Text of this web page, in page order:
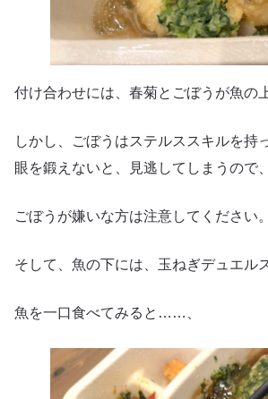
付け合わせには、春菊とごぼうが魚の
しかし、ごぼうはステルススキルを持
眼を鍛えないと、見逃してしまうので
ごぼうが嫌いな方は注意してください。
そして、魚の下には、玉ねぎデュエル
魚を一口食べてみると……、